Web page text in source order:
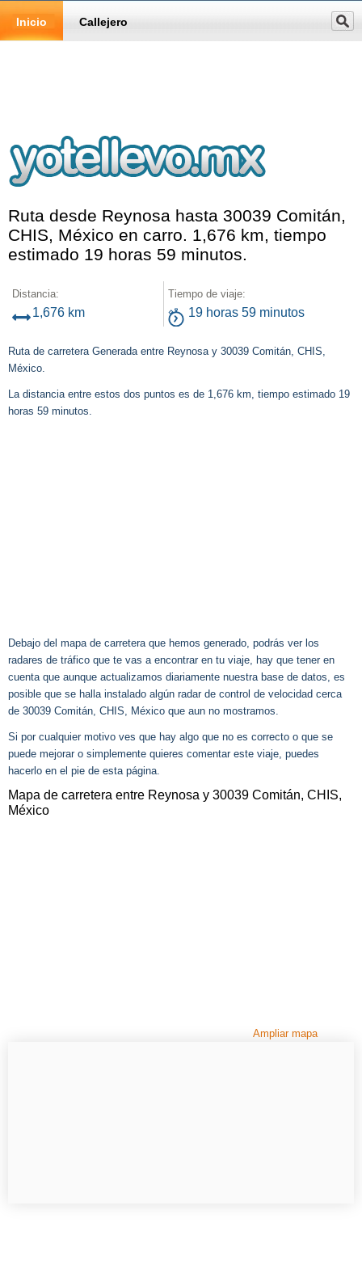
Inicio Callejero
Ruta desde Reynosa hasta 30039 Comitán,
CHIS, México en carro. 1,676 km, tiempo
estimado 19 horas 59 minutos.
Distancia:
1,676 km
Tiempo de viaje:
19 horas 59 minutos
Ruta de carretera Generada entre Reynosa y 30039 Comitán, CHIS,
México.
La distancia entre estos dos puntos es de 1,676 km, tiempo estimado 19
horas 59 minutos.
Debajo del mapa de carretera que hemos generado, podrás ver los
radares de tráfico que te vas a encontrar en tu viaje, hay que tener en
cuenta que aunque actualizamos diariamente nuestra base de datos, es
posible que se halla instalado algún radar de control de velocidad cerca
de 30039 Comitán, CHIS, México que aun no mostramos.
Si por cualquier motivo ves que hay algo que no es correcto o que se
puede mejorar o simplemente quieres comentar este viaje, puedes
hacerlo en el pie de esta página.
Mapa de carretera entre Reynosa y 30039 Comitán, CHIS,
México
Ampliar mapa